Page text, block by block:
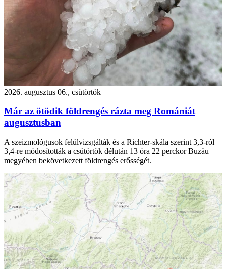
2026. augusztus 06., csütörtök
Már az ötödik földrengés rázta meg Romániát
augusztusban
A szeizmológusok felülvizsgálták és a Richter-skála szerint 3,3-ról
3,4-re módosították a csütörtök délután 13 óra 22 perckor Buzău
megyében bekövetkezett földrengés erősségét.